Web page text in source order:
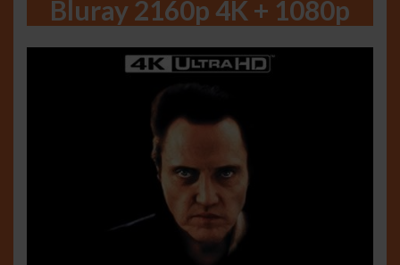
Bluray 2160p 4K + 1080p